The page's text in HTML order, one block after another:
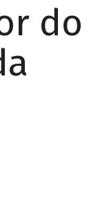
do